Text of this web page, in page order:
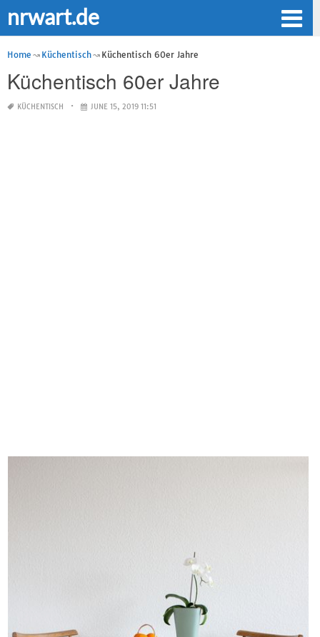
nrwart.de
Home Küchentisch Küchentisch 60er Jahre
Küchentisch 60er Jahre
KÜCHENTISCH JUNE 15, 2019 11:51